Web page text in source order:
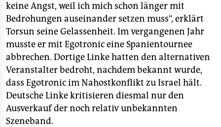
keine Angst, weil ich mich schon länger mit
Bedrohungen auseinander setzen muss“, erklärt
Torsun seine Gelassenheit. Im vergangenen Jahr
musste er mit Egotronic eine Spanientournee
abbrechen. Dortige Linke hatten den alternativen
Veranstalter bedroht, nachdem bekannt wurde,
dass Egotronic im Nahostkonflikt zu Israel hält.
Deutsche Linke kritisieren diesmal nur den
Ausverkauf der noch relativ unbekannten
Szeneband.